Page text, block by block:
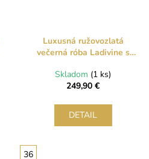
Luxusná ružovozlatá
večerná róba Ladivine s
perím
Skladom (1 ks)
249,90 €
DETAIL
36